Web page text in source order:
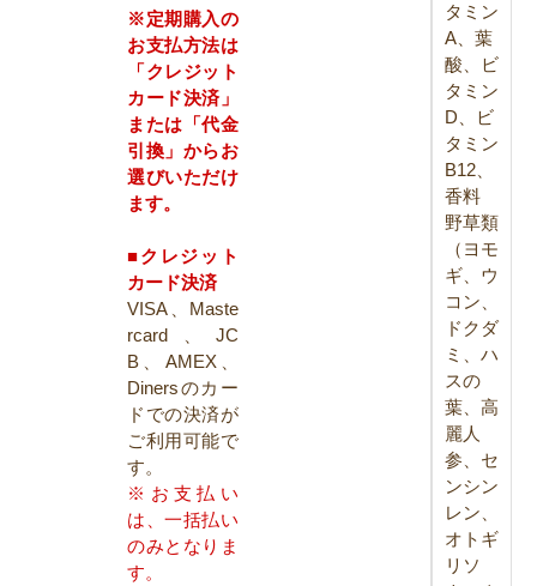
※定期購入の
お支払方法は
「クレジット
カード決済」
または「代金
引換」からお
選びいただけ
ます。
■クレジット
カード決済
VISA、Maste
rcard、JC
B、AMEX、
Dinersのカー
ドでの決済が
ご利用可能で
す。
※お支払い
は、一括払い
のみとなりま
す。
タミン
A、葉
酸、ビ
タミン
D、ビ
タミン
B12、
香料
野草類
（ヨモ
ギ、ウ
コン、
ドクダ
ミ、ハ
スの
葉、高
麗人
参、セ
ンシン
レン、
オトギ
リソ